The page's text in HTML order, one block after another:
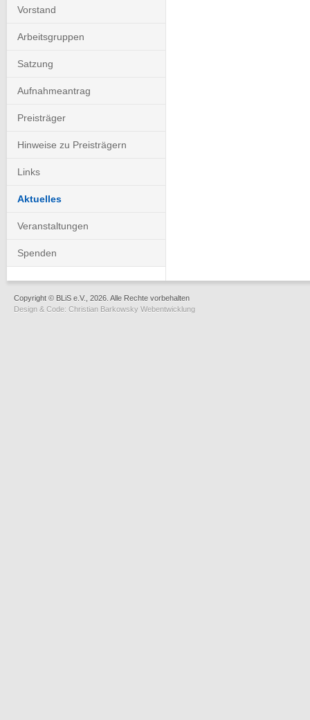
überspringen
Vorstand
Arbeitsgruppen
Satzung
Aufnahmeantrag
Preisträger
Hinweise zu Preisträgern
Links
Aktuelles
Veranstaltungen
Spenden
Copyright © BLiS e.V., 2026. Alle Rechte vorbehalten
Design & Code: Christian Barkowsky Webentwicklung